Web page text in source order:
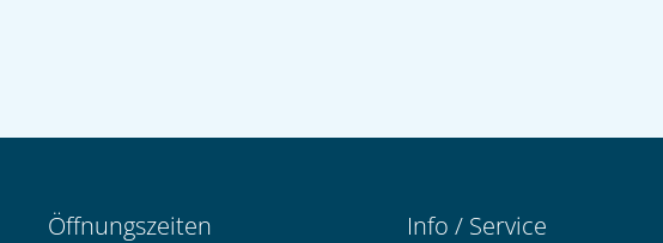
Öffnungszeiten Info / Service